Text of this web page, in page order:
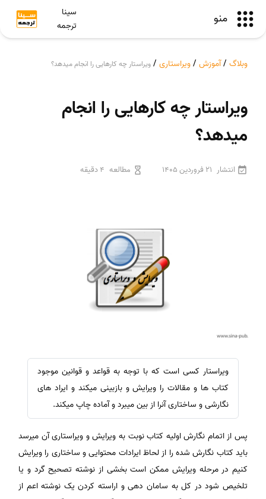
منو
سینا
ترجمه
وبلاگ /آموزش /ویراستاری / ویراستار چه کارهایی را انجام میدهد؟
ویراستار چه کارهایی را انجام
میدهد؟
انتشار 21 فروردین 1405 مطالعه 4 دقیقه
ویراستار کسی است که با توجه به قواعد و قوانین موجود
کتاب ها و مقالات را ویرایش و بازبینی میکند و ایراد های
نگارشی و ساختاری آنرا از بین میبرد و آماده چاپ میکند.
پس از اتمام نگارش اولیه کتاب نوبت به ویرایش و ویراستاری آن میرسد
باید کتاب نگارش شده را از لحاظ ایرادات محتوایی و ساختاری را ویرایش
کنیم در مرحله ویرایش ممکن است بخشی از نوشته تصحیح گرد و یا
تلخیص شود در کل به سامان دهی و اراسته کردن یک نوشته اعم از